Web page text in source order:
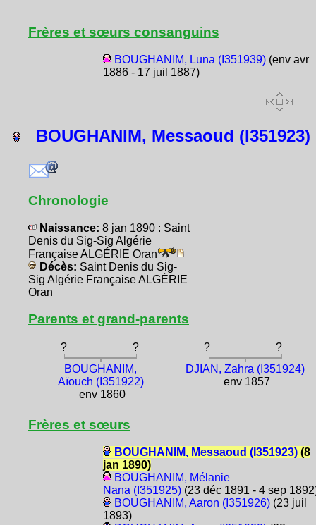
Frères et sœurs consanguins
BOUGHANIM, Luna (I351939)(env avr
1886 - 17 juil 1887)
BOUGHANIM, Messaoud (I351923)
Chronologie
Naissance: 8 jan 1890 : Saint
Denis du Sig-Sig Algérie
Française ALGÉRIE Oran
Décès: Saint Denis du Sig-
Sig Algérie Française ALGÉRIE
Oran
Parents et grand-parents
? ? ?
?
BOUGHANIM,
Aïouch (I351922)
env 1860
DJIAN, Zahra (I351924)
env 1857
Frères et sœurs
BOUGHANIM, Messaoud (I351923)(8
jan 1890)
BOUGHANIM, Mélanie
Nana (I351925)(23 déc 1891 - 4 sep
BOUGHANIM, Aaron (I351926)(23 juil
1893)